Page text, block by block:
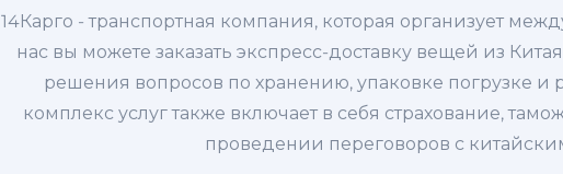
14Карго - транспортная компания, которая организует
нас вы можете заказать экспресс-доставку вещей из
решения вопросов по хранению, упаковке погрузке и
комплекс услуг также включает в себя страхование,
проведении переговоров с